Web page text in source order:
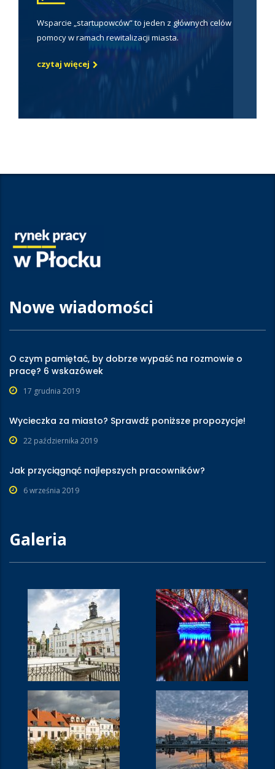
Wsparcie „startupowców” to jeden z głównych celów
pomocy w ramach rewitalizacji miasta.
czytaj więcej
Nowe wiadomości
O czym pamiętać, by dobrze wypaść na rozmowie o
pracę? 6 wskazówek
17 grudnia 2019
Wycieczka za miasto? Sprawdź poniższe propozycje!
22 października 2019
Jak przyciągnąć najlepszych pracowników?
6 września 2019
Galeria